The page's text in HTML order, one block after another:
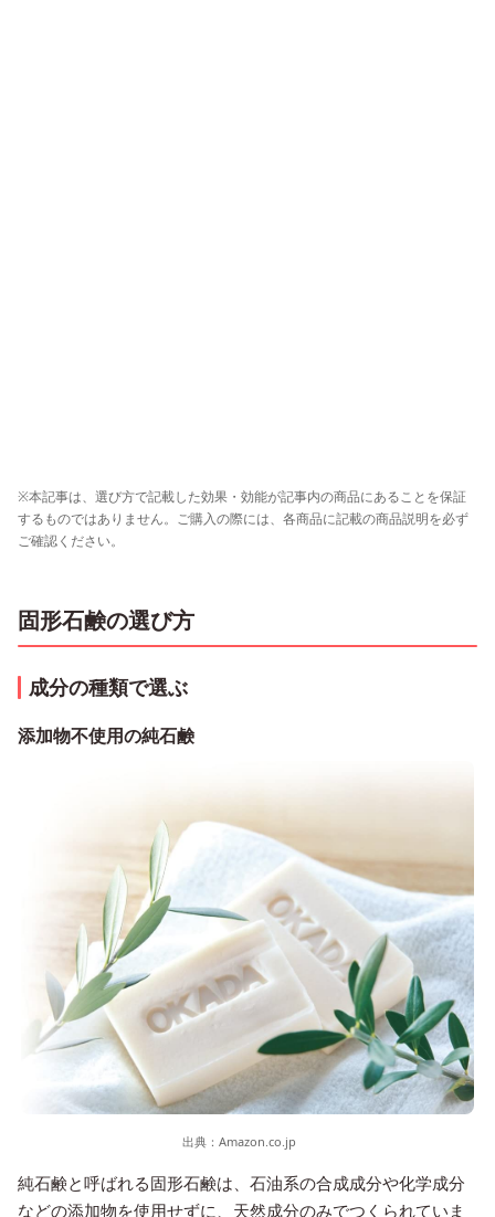
※本記事は、選び方で記載した効果・効能が記事内の商品にあることを保証
するものではありません。ご購入の際には、各商品に記載の商品説明を必ず
ご確認ください。
固形石鹸の選び方
成分の種類で選ぶ
添加物不使用の純石鹸
出典： Amazon.co.jp
純石鹸と呼ばれる固形石鹸は、石油系の合成成分や化学成分
などの添加物を使用せずに、天然成分のみでつくられていま